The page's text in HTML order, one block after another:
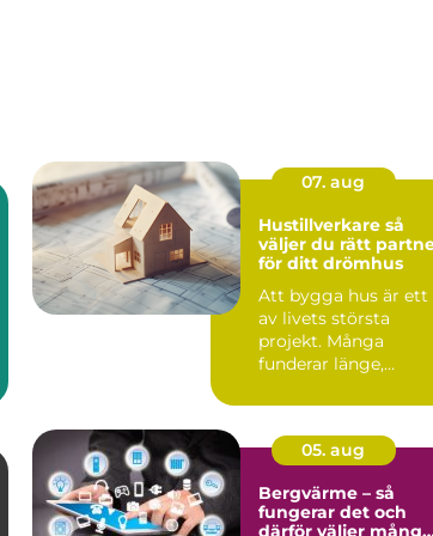
07. aug
Hustillverkare så
väljer du rätt
för ditt drömhus
Att bygga hus är ett
av livets största
projekt. Många
funderar länge,
ritni...
05. aug
Bergvärme – så
fungerar det och
därför väljer många